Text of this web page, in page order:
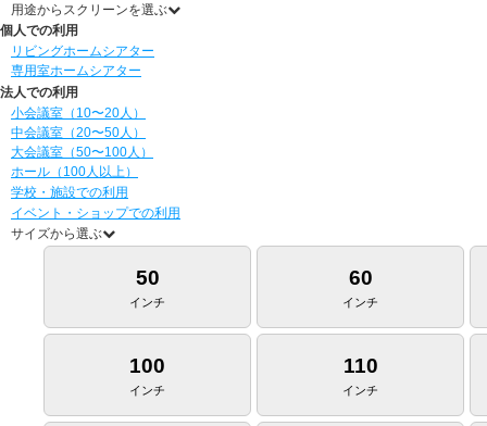
用途からスクリーンを選ぶ
個人での利用
リビングホームシアター
専用室ホームシアター
法人での利用
小会議室（10〜20人）
中会議室（20〜50人）
大会議室（50〜100人）
ホール（100人以上）
学校・施設での利用
イベント・ショップでの利用
サイズから選ぶ
50
インチ
60
インチ
100
インチ
110
インチ